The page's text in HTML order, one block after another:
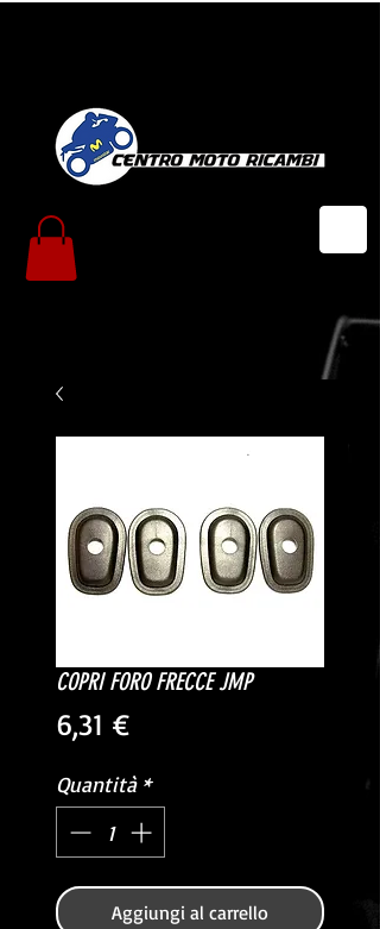
COPRI FORO FRECCE JMP
6,31 €Prezzo
Quantità *
Aggiungi al carrello